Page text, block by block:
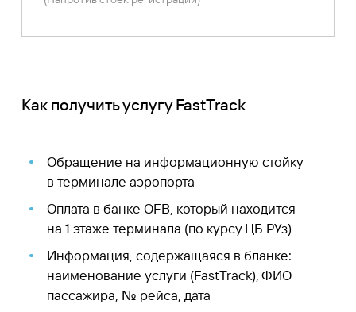
Как получить услугу FastTrack
Обращение на информационную стойку
в терминале аэропорта
Оплата в банке OFB, который находится
на 1 этаже терминала (по курсу ЦБ РУз)
Информация, содержащаяся в бланке:
наименование услуги (FastTrack), ФИО
пассажира, № рейса, дата